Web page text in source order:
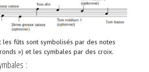
fûts sont symbolisés par des notes
») et les cymbales par des croix.
: